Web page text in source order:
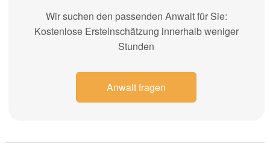
Wir suchen den passenden Anwalt für Sie:
Kostenlose Ersteinschätzung innerhalb weniger
Stunden
Anwalt fragen